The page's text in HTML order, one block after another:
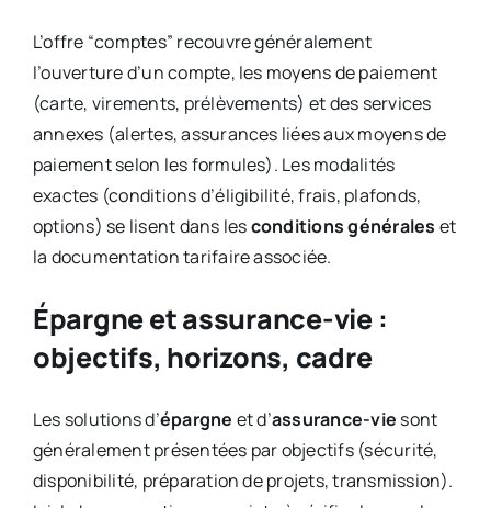
L’offre “comptes” recouvre généralement
l’ouverture d’un compte, les moyens de paiement
(carte, virements, prélèvements) et des services
annexes (alertes, assurances liées aux moyens de
paiement selon les formules). Les modalités
exactes (conditions d’éligibilité, frais, plafonds,
options) se lisent dans lesconditions générales et
la documentation tarifaire associée.
Épargne et assurance-vie :
objectifs, horizons, cadre
Les solutions d’épargne et d’assurance-vie sont
généralement présentées par objectifs (sécurité,
disponibilité, préparation de projets, transmission).